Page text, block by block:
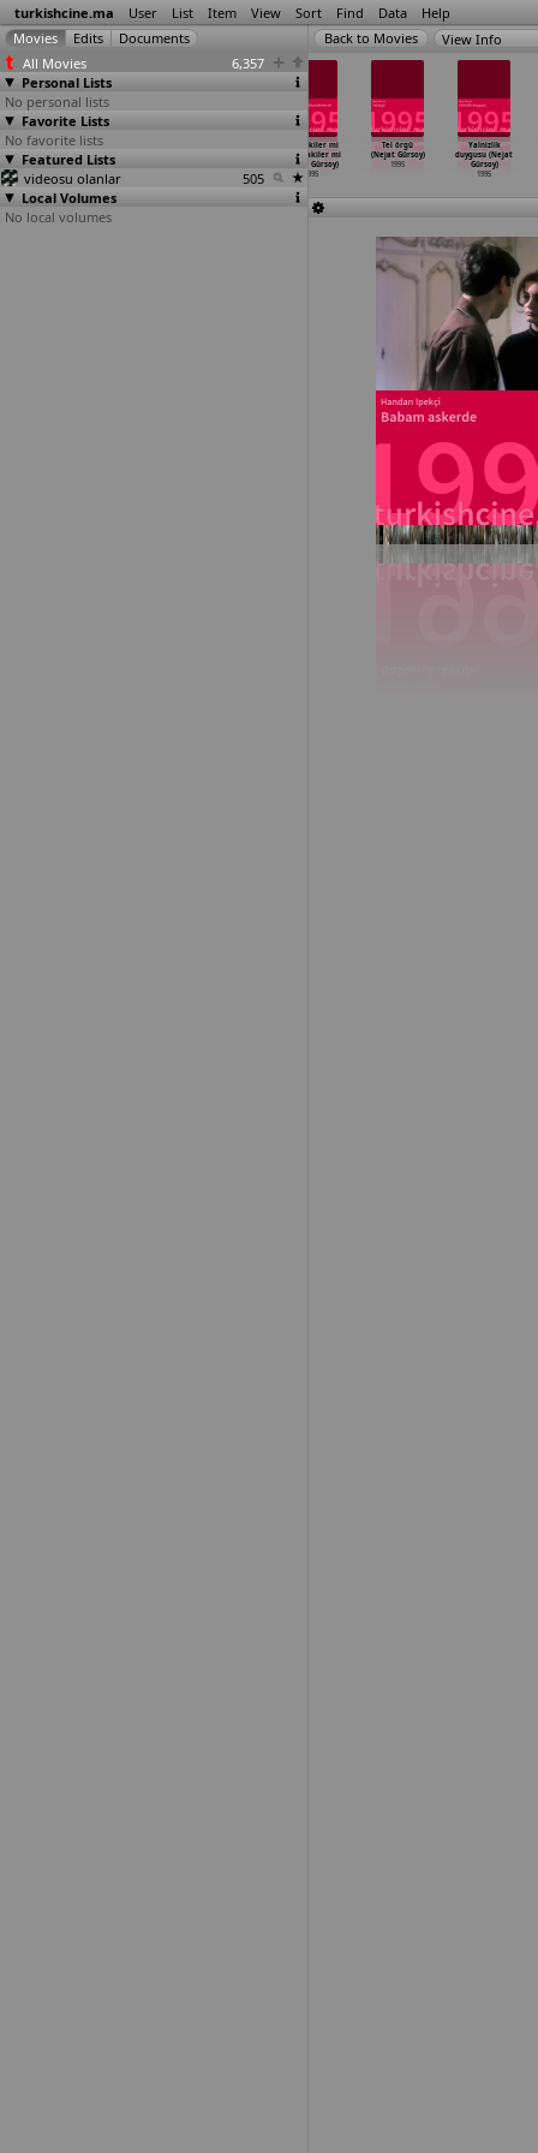
turkishcine.ma User List Item View Sort Find Data Help
All Movies
6,357
Personal Lists
No personal lists
Favorite Lists
No favorite lists
Featured Lists
videosu olanlar
505
Local Volumes
No local volumes
View Info
Yaman gazeteci
(Oguz Gözen)
1995
Içerdekiler mi
disardakiler mi
(Nejat Gürsoy)
1995
Tel örgü
(Nejat Gürsoy)
1995
Yalnizlik
duygusu (Nejat
Gürsoy)
1995